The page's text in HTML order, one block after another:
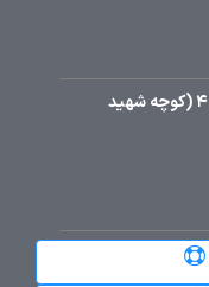
البرز، نظرآباد، الغدیر جنوبی، کوچه غدیر 4 (کوچه شهید